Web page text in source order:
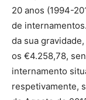
20 anos (1994-
de
da sua
os €4.258,78,
internamento
respetivamente,